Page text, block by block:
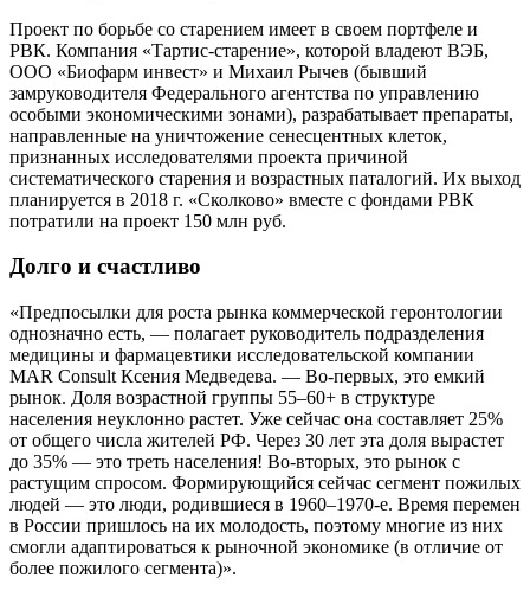
Проект по борьбе со старением имеет в своем портфеле и
РВК. Компания «Тартис-старение», которой владеют ВЭБ,
ООО «Биофарм инвест» и Михаил Рычев (бывший
замруководителя Федерального агентства по управлению
особыми экономическими зонами), разрабатывает препараты,
направленные на уничтожение сенесцентных клеток,
признанных исследователями проекта причиной
систематического старения и возрастных паталогий. Их выход
планируется в 2018 г. «Сколково» вместе с фондами РВК
потратили на проект 150 млн руб.
Долго и счастливо
«Предпосылки для роста рынка коммерческой геронтологии
однозначно есть, — полагает руководитель подразделения
медицины и фармацевтики исследовательской компании
MAR Consult Ксения Медведева. — Во-первых, это емкий
рынок. Доля возрастной группы 55–60+ в структуре
населения неуклонно растет. Уже сейчас она составляет 25%
от общего числа жителей РФ. Через 30 лет эта доля вырастет
до 35% — это треть населения! Во-вторых, это рынок с
растущим спросом. Формирующийся сейчас сегмент пожилых
людей — это люди, родившиеся в 1960–1970-е. Время перемен
в России пришлось на их молодость, поэтому многие из них
смогли адаптироваться к рыночной экономике (в отличие от
более пожилого сегмента)».